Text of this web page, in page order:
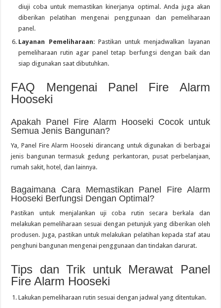
diuji coba untuk memastikan kinerjanya optimal. Anda juga akan
diberikan pelatihan mengenai penggunaan dan pemeliharaan
panel.
Layanan Pemeliharaan: Pastikan untuk menjadwalkan layanan
pemeliharaan rutin agar panel tetap berfungsi dengan baik dan
siap digunakan saat dibutuhkan.
FAQ Mengenai Panel Fire Alarm
Hooseki
Apakah Panel Fire Alarm Hooseki Cocok untuk
Semua Jenis Bangunan?
Ya, Panel Fire Alarm Hooseki dirancang untuk digunakan di berbagai
jenis bangunan termasuk gedung perkantoran, pusat perbelanjaan,
rumah sakit, hotel, dan lainnya.
Bagaimana Cara Memastikan Panel Fire Alarm
Hooseki Berfungsi Dengan Optimal?
Pastikan untuk menjalankan uji coba rutin secara berkala dan
melakukan pemeliharaan sesuai dengan petunjuk yang diberikan oleh
produsen. Juga, pastikan untuk melakukan pelatihan kepada staf atau
penghuni bangunan mengenai penggunaan dan tindakan darurat.
Tips dan Trik untuk Merawat Panel
Fire Alarm Hooseki
Lakukan pemeliharaan rutin sesuai dengan jadwal yang ditentukan.